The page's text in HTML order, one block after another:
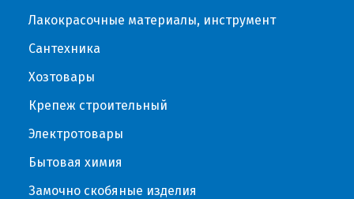
Лакокрасочные материалы, инструмент
Сантехника
Хозтовары
Крепеж строительный
Электротовары
Бытовая химия
Замочно скобяные изделия